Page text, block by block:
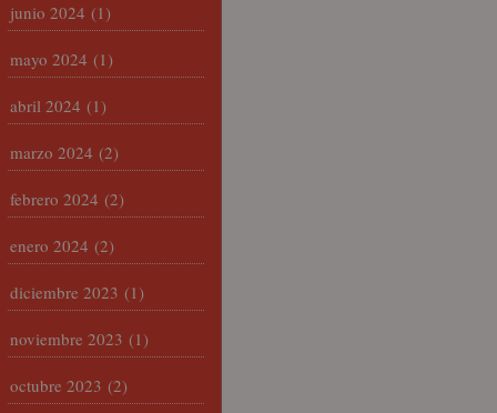
junio 2024 (1)
mayo 2024 (1)
abril 2024 (1)
marzo 2024 (2)
febrero 2024 (2)
enero 2024 (2)
diciembre 2023 (1)
noviembre 2023 (1)
octubre 2023 (2)